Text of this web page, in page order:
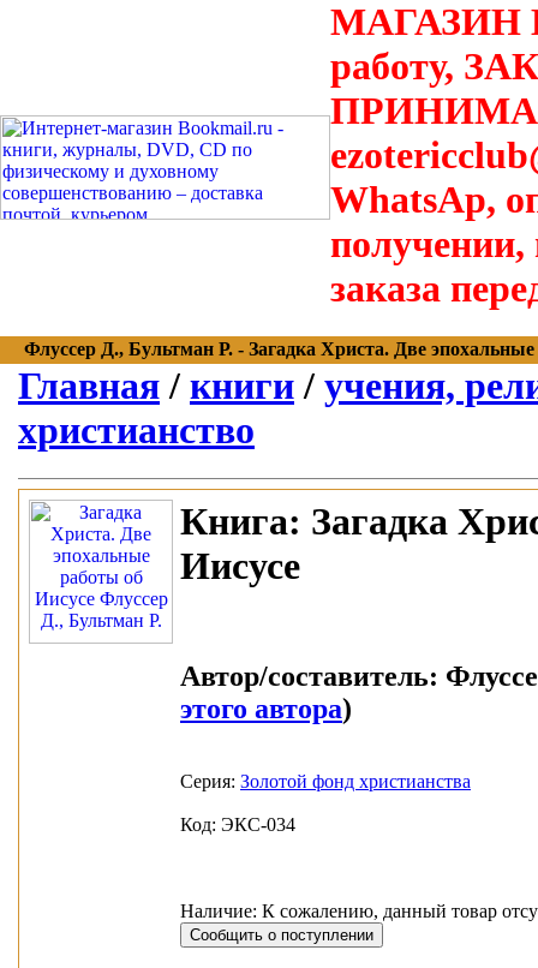
МАГАЗИН
работу,
WhatsAp,
получении,
заказа
Флуссер Д., Бультман Р. - Загадка Христа. Две
Главная / книги / учения,
христианство
Книга: Загадка
Иисусе
Автор/составитель:
этого автора)
Серия: Золотой фонд христианства
Код: ЭКС-034
Наличие: К сожалению, данный товар